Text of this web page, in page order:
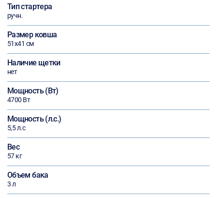
Тип стартера
ручн.
Размер ковша
51х41 см
Наличие щетки
нет
Мощность (Вт)
4700 Вт
Мощность (л.с.)
5,5 л.с
Вес
57 кг
Объем бака
3 л